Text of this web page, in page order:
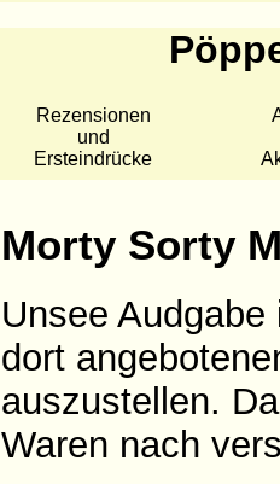
Rezensionen
und
Ersteindrücke
Morty Sorty
Unsee
dort
auszustellen.
Waren nach